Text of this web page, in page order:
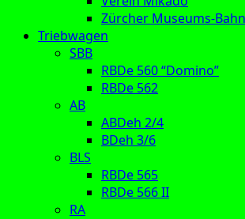
Zürcher Museums-Bahn
Triebwagen
SBB
RBDe 560 “Domino”
RBDe 562
AB
ABDeh 2/4
BDeh 3/6
BLS
RBDe 565
RBDe 566 II
RA